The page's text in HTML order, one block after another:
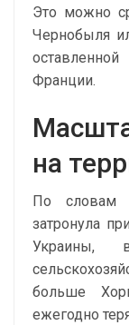
Это можно
Чернобыля
Франции.
на
По словам
затронула
больше
ежегодно